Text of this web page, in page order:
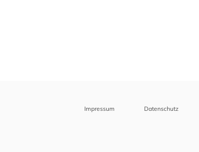
Impressum Datenschutz